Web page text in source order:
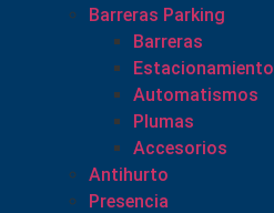
Barreras Parking
Barreras
Estacionamiento
Automatismos
Plumas
Accesorios
Antihurto
Presencia